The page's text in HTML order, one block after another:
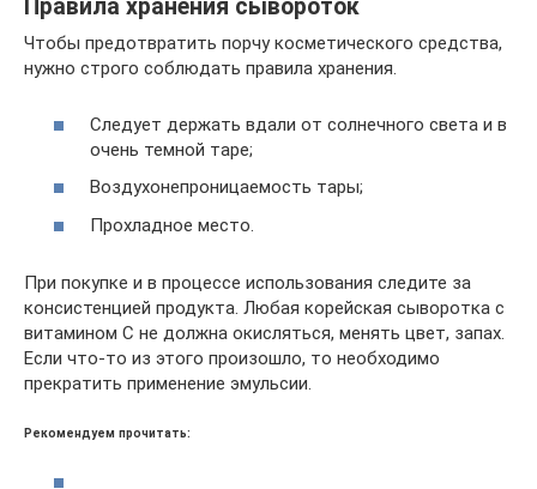
Правила хранения сывороток
Чтобы предотвратить порчу косметического средства,
нужно строго соблюдать правила хранения.
Следует держать вдали от солнечного света и в
очень темной таре;
Воздухонепроницаемость тары;
Прохладное место.
При покупке и в процессе использования следите за
консистенцией продукта. Любая корейская сыворотка с
витамином С не должна окисляться, менять цвет, запах.
Если что-то из этого произошло, то необходимо
прекратить применение эмульсии.
Рекомендуем прочитать: